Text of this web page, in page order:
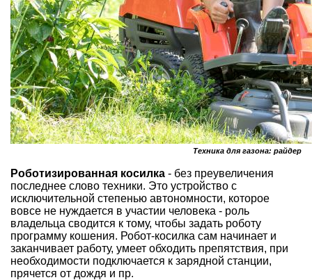
Техника для газона: райдер
Роботизированная косилка - без преувеличения
последнее слово техники. Это устройство с
исключительной степенью автономности, которое
вовсе не нуждается в участии человека - роль
владельца сводится к тому, чтобы задать роботу
программу кошения. Робот-косилка сам начинает и
заканчивает работу, умеет обходить препятствия, при
необходимости подключается к зарядной станции,
прячется от дождя и пр.